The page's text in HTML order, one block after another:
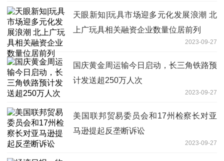
天眼新知|玩具市场迎多元化发展浪潮 北
上广玩具相关融资企业数量位居前列
2023-09-27
国庆黄金周运输今日启动，长三角铁路预
计发送超250万人次
2023-09-27
美国联邦贸易委员会和17州检察长对亚
马逊提起反垄断诉讼
2023-09-27